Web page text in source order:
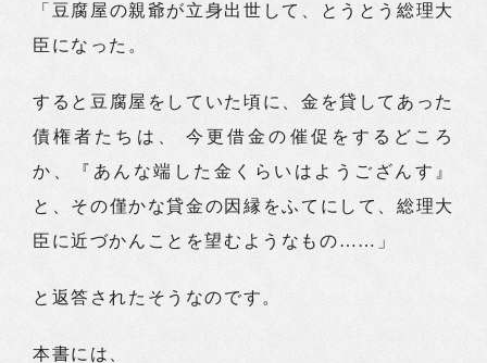
「豆腐屋の親爺が立身出世して、とうとう総理大
臣になった。
すると豆腐屋をしていた頃に、金を貸してあった
債権者たちは、 今更借金の催促をするどころ
か、『あんな端した金くらいはようござんす』
と、その僅かな貸金の因縁をふてにして、総理大
臣に近づかんことを望むようなもの……」
と返答されたそうなのです。
本書には、